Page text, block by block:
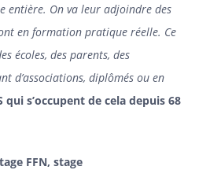
entière. On va leur adjoindre des
en formation pratique réelle. Ce
écoles, des parents, des
d’associations, diplômés ou en
qui s’occupent de cela depuis 68
FFN, stage